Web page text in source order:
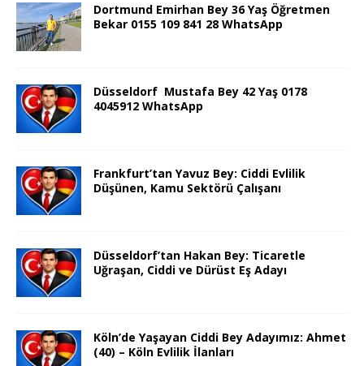
Dortmund Emirhan Bey 36 Yaş Öğretmen
Bekar 0155 109 841 28 WhatsApp
Düsseldorf Mustafa Bey 42 Yaş 0178
4045912 WhatsApp
Frankfurt’tan Yavuz Bey: Ciddi Evlilik
Düşünen, Kamu Sektörü Çalışanı
Düsseldorf’tan Hakan Bey: Ticaretle
Uğraşan, Ciddi ve Dürüst Eş Adayı
Köln’de Yaşayan Ciddi Bey Adayımız: Ahmet
(40) – Köln Evlilik İlanları